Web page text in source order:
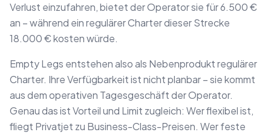
Verlust einzufahren, bietet der Operator sie für 6.500 €
an – während ein regulärer Charter dieser Strecke
18.000 € kosten würde.
Empty Legs entstehen also als Nebenprodukt regulärer
Charter. Ihre Verfügbarkeit ist nicht planbar – sie kommt
aus dem operativen Tagesgeschäft der Operator.
Genau das ist Vorteil und Limit zugleich: Wer flexibel ist,
fliegt Privatjet zu Business-Class-Preisen. Wer feste